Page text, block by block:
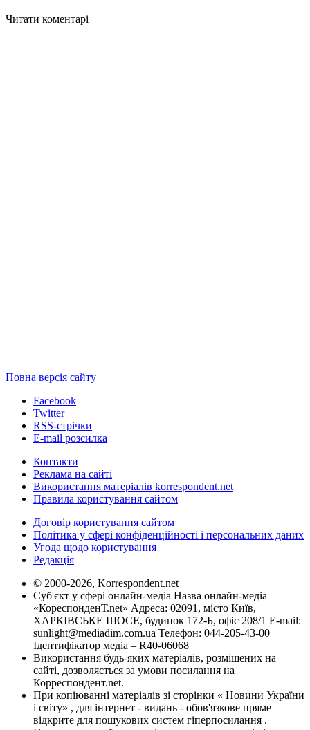
Читати коментарі
Повна версія сайту
Facebook
Twitter
RSS-стрічки
E-mail розсилка
Контакти
Реклама на сайті
Використання матеріалів korrespondent.net
Правила користування сайтом
Договір користування сайтом
Політика у сфері конфіденційності і персональних даних
Угода щодо користування
Редакція
© 2000-2026, Korrespondent.net
Суб'єкт у сфері онлайн-медіа Назва онлайн-медіа –
«КореспонденТ.net» Адреса: 02091, місто Київ,
ХАРКІВСЬКЕ ШОСЕ, будинок 172-Б, офіс 208/1 E-mail:
sunlight@mediadim.com.ua Телефон: 044-205-43-00
Ідентифікатор медіа – R40-06068
Використання будь-яких матеріалів, розміщених на
сайті, дозволяється за умови посилання на
Корреспондент.net.
При копіюванні матеріалів зі сторінки « Новини України
і світу» , для інтернет - видань - обов'язкове пряме
відкрите для пошукових систем гіперпосилання .